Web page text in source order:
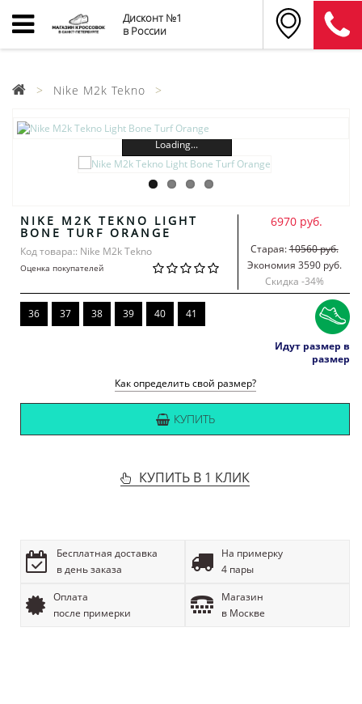
Дисконт №1
в России
Nike M2k Tekno
Loading...
NIKE M2K TEKNO LIGHT
BONE TURF ORANGE
Код товара:: Nike M2k Tekno
Оценка покупателей
6970 руб.
Старая:10560 руб.
Экономия 3590 руб.
Скидка -34%
36 37 38 39 40 41
Идут размер в
размер
Как определить свой размер?
КУПИТЬ
КУПИТЬ В 1 КЛИК
Бесплатная доставка
в день заказа
На примерку
4 пары
Оплата
после примерки
Магазин
в Москве